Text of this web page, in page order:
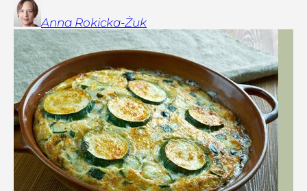
Anna Rokicka-Żuk